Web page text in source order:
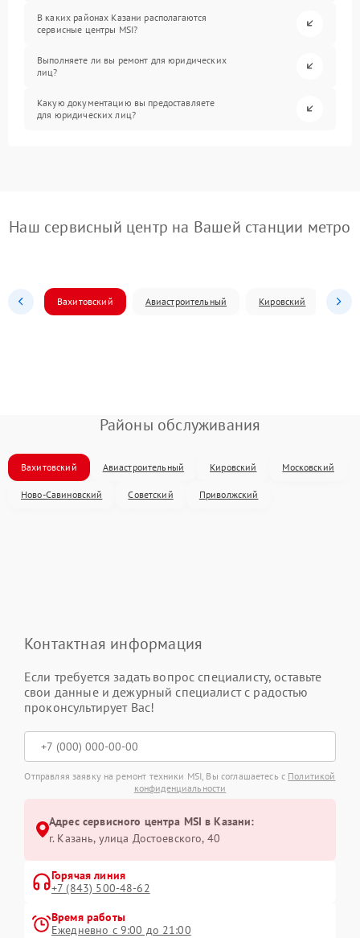
В каких районах Казани располагаются
сервисные центры MSI?
Выполняете ли вы ремонт для юридических
лиц?
Какую документацию вы предоставляете
для юридических лиц?
Наш сервисный центр на Вашей станции метро
Вахитовский Авиастроительный Кировский
Районы обслуживания
Вахитовский Авиастроительный Кировский Московский
Ново-Савиновский Советский Приволжский
Контактная информация
Если требуется задать вопрос специалисту, оставьте
свои данные и дежурный специалист с радостью
проконсультирует Вас!
Отправляя заявку на ремонт техники MSI, Вы соглашаетесь с Политикой
конфиденциальности
Адрес сервисного центра MSI в Казани:
г. Казань, улица Достоевского, 40
Горячая линия
+7 (843) 500-48-62
Время работы
Ежедневно с 9:00 до 21:00